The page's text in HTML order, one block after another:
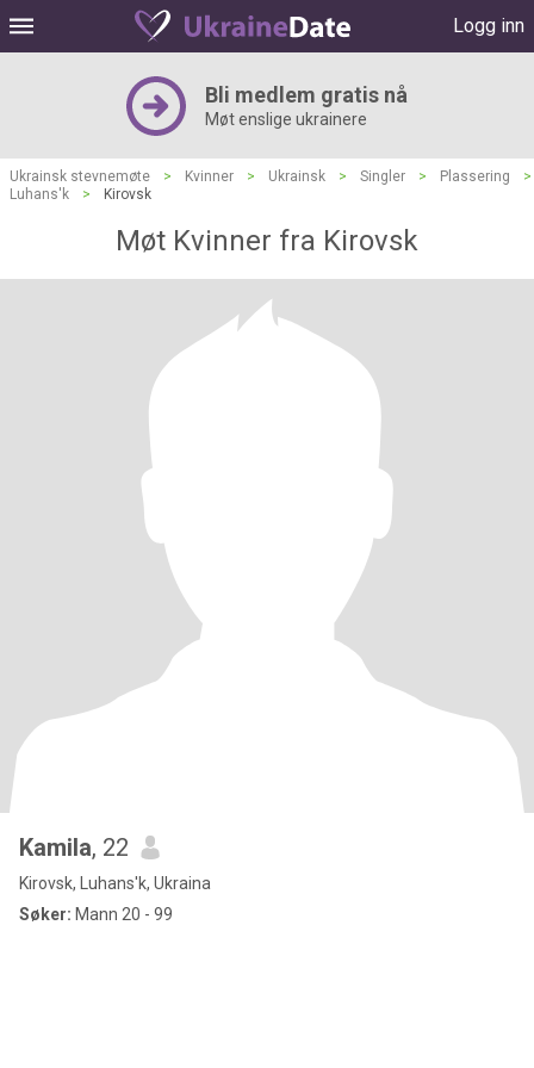
Logg inn
Bli medlem gratis nå
Møt enslige ukrainere
Ukrainsk stevnemøte > Kvinner > Ukrainsk > Singler > Plassering
>
Luhans'k
> Kirovsk
Møt Kvinner fra Kirovsk
Kamila, 22
Kirovsk, Luhans'k, Ukraina
Søker: Mann 20 - 99